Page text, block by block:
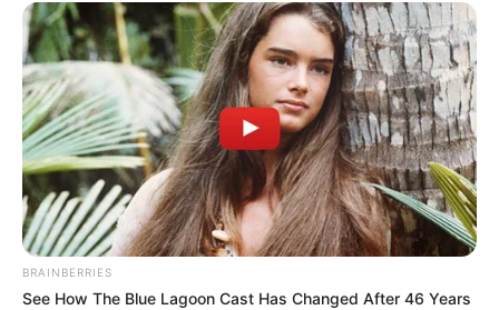
BRAINBERRIES
See How The Blue Lagoon Cast Has Changed After 46 Years